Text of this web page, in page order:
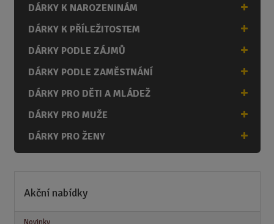
n
a
DÁRKY K NAROZENINÁM
DÁRKY K PŘÍLEŽITOSTEM
DÁRKY PODLE ZÁJMŮ
DÁRKY PODLE ZAMĚSTNÁNÍ
DÁRKY PRO DĚTI A MLÁDEŽ
DÁRKY PRO MUŽE
DÁRKY PRO ŽENY
Akční nabídky